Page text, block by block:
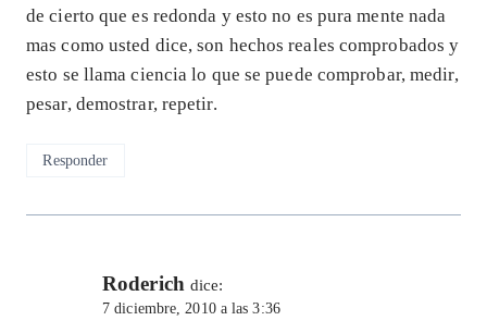
de cierto que es redonda y esto no es pura mente nada
mas como usted dice, son hechos reales comprobados y
esto se llama ciencia lo que se puede comprobar, medir,
pesar, demostrar, repetir.
Responder
Roderich dice:
7 diciembre, 2010 a las 3:36